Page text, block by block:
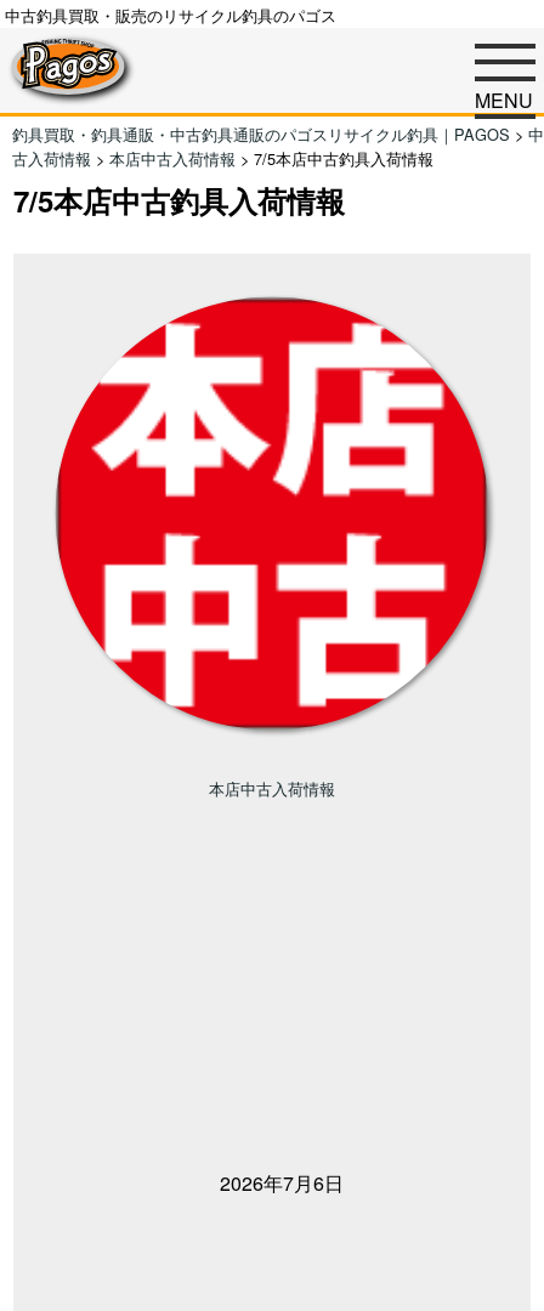
中古釣具買取・販売のリサイクル釣具のパゴス
MENU
釣具買取・釣具通販・中古釣具通販のパゴスリサイクル釣具｜PAGOS > 中
古入荷情報 > 本店中古入荷情報 > 7/5本店中古釣具入荷情報
7/5本店中古釣具入荷情報
本店中古入荷情報
2026年7月6日